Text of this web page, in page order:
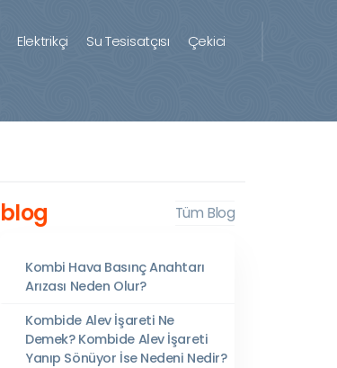
Elektrikçi Su Tesisatçısı Çekici
blog Tüm Blog
Kombi Hava Basınç Anahtarı
Arızası Neden Olur?
Kombide Alev İşareti Ne
Demek? Kombide Alev İşareti
Yanıp Sönüyor İse Nedeni Nedir?